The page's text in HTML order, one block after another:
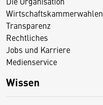
Wirtschaftskammerwahlen
Transparenz
Rechtliches
Jobs und Karriere
Medienservice
Wissen